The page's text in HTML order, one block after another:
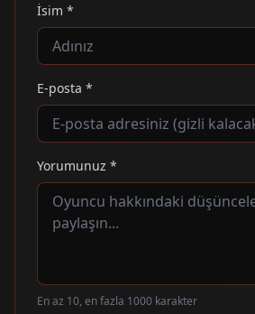
İsim *
E-posta *
Yorumunuz *
En az 10, en fazla 1000 karakter